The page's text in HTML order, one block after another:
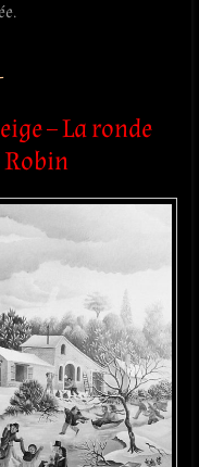
– La ronde
Robin